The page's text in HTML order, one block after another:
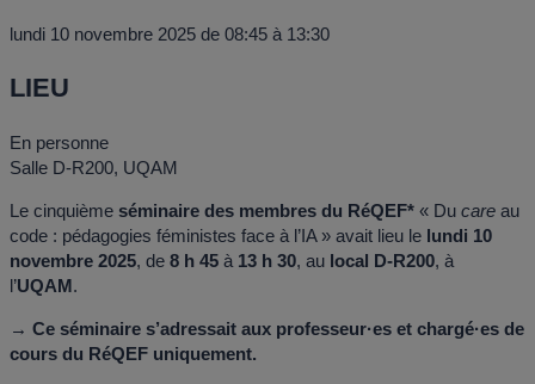
lundi 10 novembre 2025 de 08:45 à 13:30
LIEU
En personne
Salle D-R200, UQAM
Le cinquième séminaire des membres du RéQEF* « Du care au
code : pédagogies féministes face à l’IA » avait lieu le lundi 10
novembre 2025, de 8 h 45 à 13 h 30, au local D-R200, à
l’UQAM.
→ Ce séminaire s’adressait aux professeur·es et chargé·es de
cours du RéQEF uniquement.